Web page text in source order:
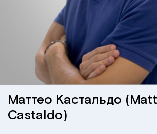
Маттео Кастальдо
Castaldo)
Інститут Апледжера
Інститут Барраля
Прикладна кінезіологія
Кінезіотейпінг
Психологія, психотерапія
Реабілітація